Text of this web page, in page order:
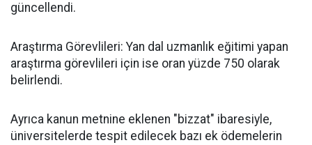
güncellendi.
​Araştırma Görevlileri: Yan dal uzmanlık eğitimi yapan
araştırma görevlileri için ise oran yüzde 750 olarak
belirlendi.
​Ayrıca kanun metnine eklenen "bizzat" ibaresiyle,
üniversitelerde tespit edilecek bazı ek ödemelerin